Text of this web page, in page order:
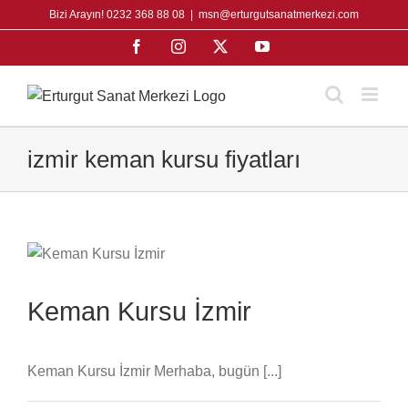
to
Bizi Arayın! 0232 368 88 08 msn@erturgutsanatmerkezi.com
FacebookInstagram YouTube
izmir keman kursu fiyatları
Keman Kursu İzmir
Keman Kursu İzmir Merhaba, bugün [...]